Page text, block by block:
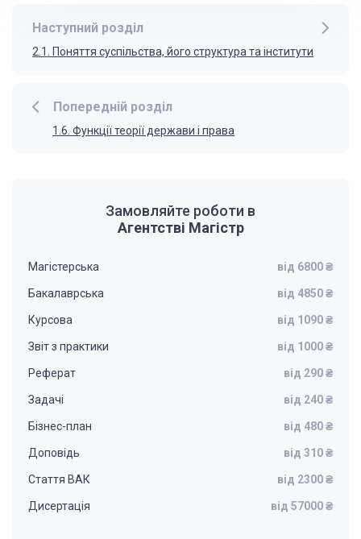
Попередній розділ
1.6. Функції теорії держави і права
Наступний розділ
2.1. Поняття суспільства, його структура та інститути
Замовляйте роботи в
Агентстві Магістр
Магістерська від 6800 ₴
Бакалаврська від 4850 ₴
Курсова від 1090 ₴
Звіт з практики від 1000 ₴
Реферат від 290 ₴
Задачі від 240 ₴
Бізнес-план від 480 ₴
Доповідь від 310 ₴
Стаття ВАК від 2300 ₴
Дисертація від 57000 ₴